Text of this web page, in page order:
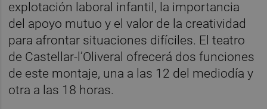
explotación laboral infantil, la importancia
del apoyo mutuo y el valor de la creatividad
para afrontar situaciones difíciles. El teatro
de Castellar-l’Oliveral ofrecerá dos funciones
de este montaje, una a las 12 del mediodía y
otra a las 18 horas.